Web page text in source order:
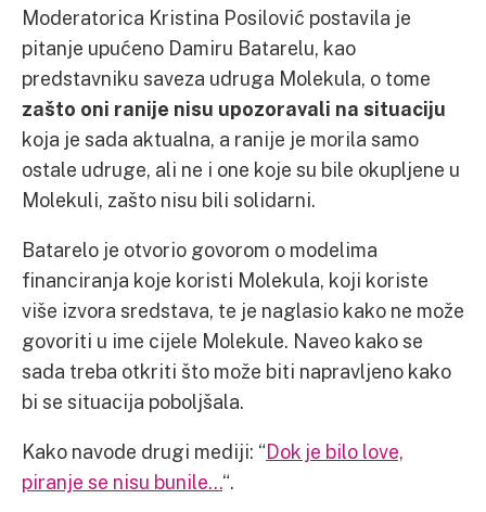
Moderatorica Kristina Posilović postavila je
pitanje upućeno Damiru Batarelu, kao
predstavniku saveza udruga Molekula, o tome
zašto oni ranije nisu upozoravali na situaciju
koja je sada aktualna, a ranije je morila samo
ostale udruge, ali ne i one koje su bile okupljene u
Molekuli, zašto nisu bili solidarni.
Batarelo je otvorio govorom o modelima
financiranja koje koristi Molekula, koji koriste
više izvora sredstava, te je naglasio kako ne može
govoriti u ime cijele Molekule. Naveo kako se
sada treba otkriti što može biti napravljeno kako
bi se situacija poboljšala.
Kako navode drugi mediji: “Dok je bilo love,
piranje se nisu bunile…“.